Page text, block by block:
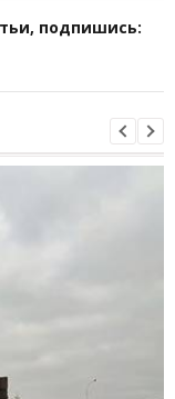
подпишись: